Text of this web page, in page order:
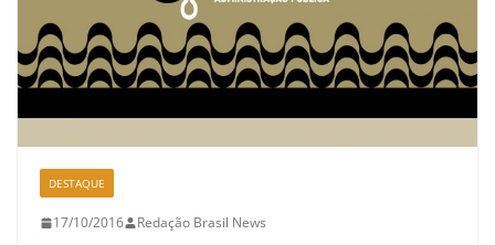
DESTAQUE
17/10/2016 Redação Brasil News